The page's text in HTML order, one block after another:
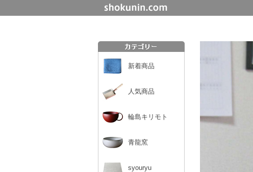
新着商品
人気商品
輪島キリモト
青龍窯
syouryu